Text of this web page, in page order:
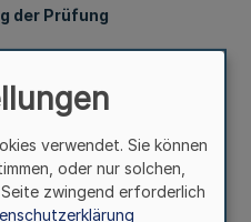
der Prüfung
die Kompetenz
verwendet. Sie können
oder nur solchen,
zwingend erforderlich